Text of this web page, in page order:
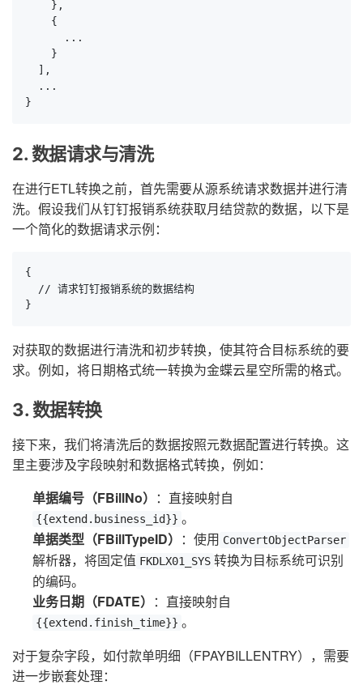
    },
    {
      ...
    }
  ],
  ...
}
2. 数据请求与清洗
在进行ETL转换之前，首先需要从源系统请求数据并进行清
洗。假设我们从钉钉报销系统获取月结贷款的数据，以下是
一个简化的数据请求示例：
{
  // 请求钉钉报销系统的数据结构
}
对获取的数据进行清洗和初步转换，使其符合目标系统的要
求。例如，将日期格式统一转换为金蝶云星空所需的格式。
3. 数据转换
接下来，我们将清洗后的数据按照元数据配置进行转换。这
里主要涉及字段映射和数据格式转换，例如：
单据编号（FBillNo） ：直接映射自
{{extend.business_id}} 。
单据类型（FBillTypeID） ：使用 ConvertObjectParser
解析器，将固定值 FKDLX01_SYS 转换为目标系统可识别
的编码。
业务日期（FDATE） ：直接映射自
{{extend.finish_time}} 。
对于复杂字段，如付款单明细（FPAYBILLENTRY），需要
进一步嵌套处理：